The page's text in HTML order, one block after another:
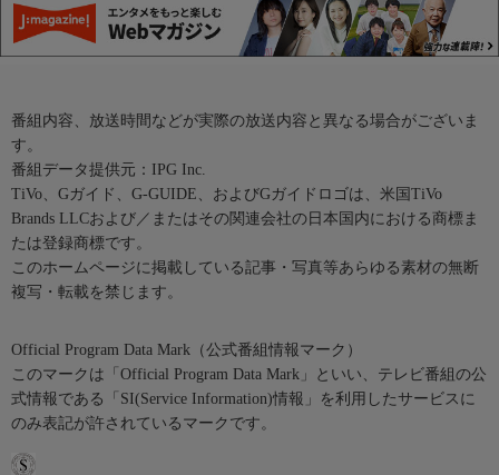
番組内容、放送時間などが実際の放送内容と異なる場合がございま
す。
番組データ提供元：IPG Inc.
TiVo、Gガイド、G-GUIDE、およびGガイドロゴは、米国TiVo
Brands LLCおよび／またはその関連会社の日本国内における商標ま
たは登録商標です。
このホームページに掲載している記事・写真等あらゆる素材の無断
複写・転載を禁じます。
Official Program Data Mark（公式番組情報マーク）
このマークは「Official Program Data Mark」といい、テレビ番組の公
式情報である「SI(Service Information)情報」を利用したサービスに
のみ表記が許されているマークです。